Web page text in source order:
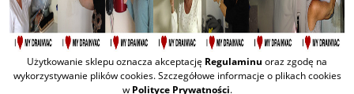
Użytkowanie sklepu oznacza akceptację Regulaminu oraz zgodę na
wykorzystywanie plików cookies. Szczegółowe informacje o plikach cookies
w Polityce Prywatności.